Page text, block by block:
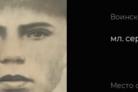
мл.
Место